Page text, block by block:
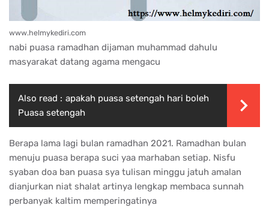
www.helmykediri.com
nabi puasa ramadhan dijaman muhammad dahulu
masyarakat datang agama mengacu
Also read : apakah puasa setengah hari boleh
Puasa setengah
Berapa lama lagi bulan ramadhan 2021. Ramadhan bulan
menuju puasa berapa suci yaa marhaban setiap. Nisfu
syaban doa ban puasa sya tulisan minggu jatuh amalan
dianjurkan niat shalat artinya lengkap membaca sunnah
perbanyak kaltim memperingatinya